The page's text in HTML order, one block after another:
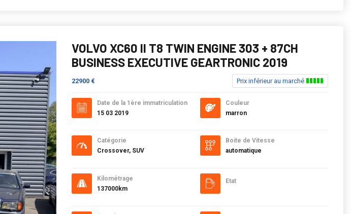
VOLVO XC60 II T8 TWIN ENGINE 303 + 87CH
BUSINESS EXECUTIVE GEARTRONIC 2019
22900 € Prix inférieur au marché
Date de la 1ère immatriculation
15 03 2019
Catégorie
Crossover, SUV
Kilométrage
137000km
Couleur
marron
Boite de Vitesse
automatique
Etat